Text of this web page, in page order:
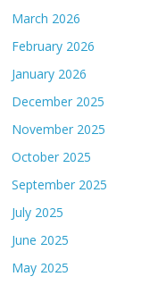
March 2026
February 2026
January 2026
December 2025
November 2025
October 2025
September 2025
July 2025
June 2025
May 2025